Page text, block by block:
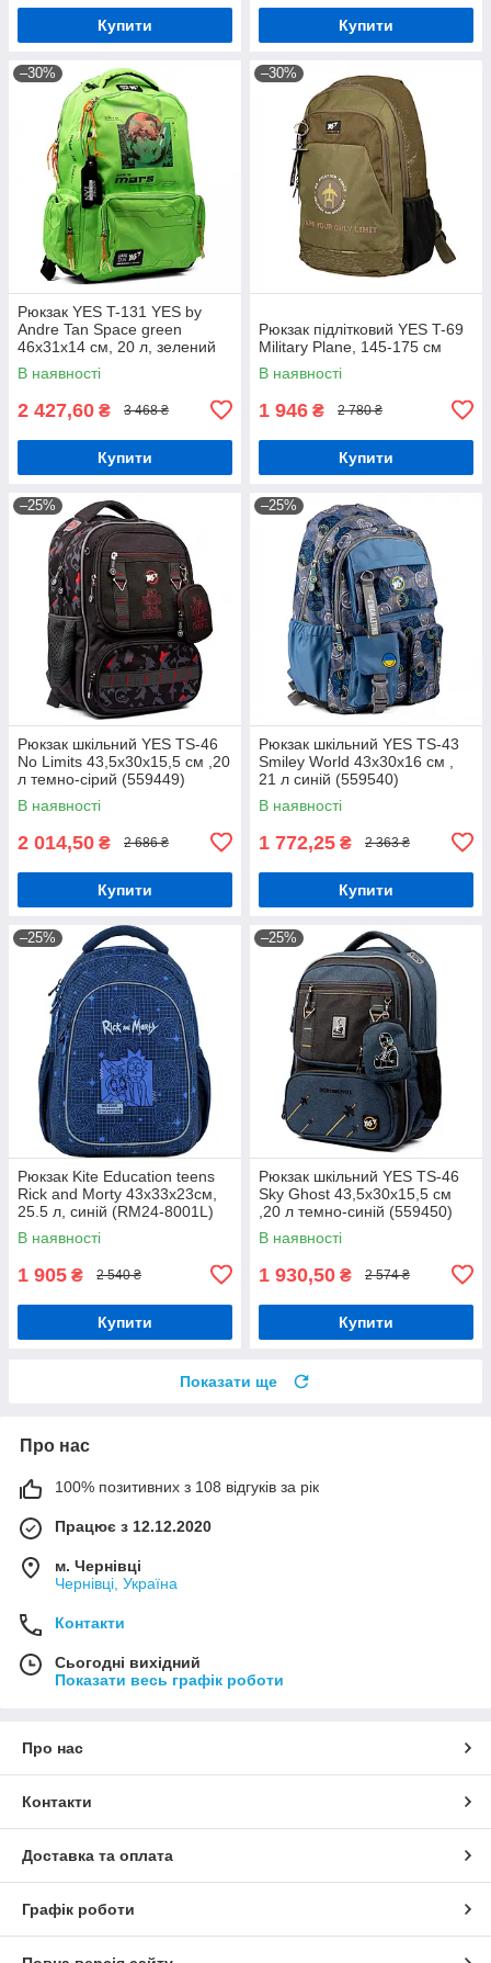
Купити Купити
–30%
Рюкзак YES T-131 YES by
Andre Tan Space green
46х31х14 см, 20 л, зелений
(559049)
В наявності
2 427,60 ₴ 3 468 ₴
Купити
–30%
Рюкзак підлітковий YES T-69
Military Plane, 145-175 см
В наявності
1 946 ₴ 2 780 ₴
Купити
–25%
Рюкзак шкільний YES TS-46
No Limits 43,5x30x15,5 см ,20
л темно-сірий (559449)
В наявності
2 014,50 ₴ 2 686 ₴
Купити
–25%
Рюкзак шкільний YES TS-43
Smiley World 43x30x16 см ,
21 л синій (559540)
В наявності
1 772,25 ₴ 2 363 ₴
Купити
–25%
Рюкзак Kite Education teens
Rick and Morty 43x33x23см,
25.5 л, синій (RM24-8001L)
В наявності
1 905 ₴ 2 540 ₴
Купити
–25%
Рюкзак шкільний YES TS-46
Sky Ghost 43,5x30x15,5 см
,20 л темно-синій (559450)
В наявності
1 930,50 ₴ 2 574 ₴
Купити
Показати ще
Про нас
100% позитивних з 108 відгуків за рік
Працює з 12.12.2020
м. Чернівці
Чернівці, Україна
Контакти
Сьогодні вихідний
Показати весь графік роботи
Про нас
Контакти
Доставка та оплата
Графік роботи